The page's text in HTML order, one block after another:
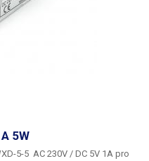
5W
5-5 AC 230V / DC 5V 1A pro